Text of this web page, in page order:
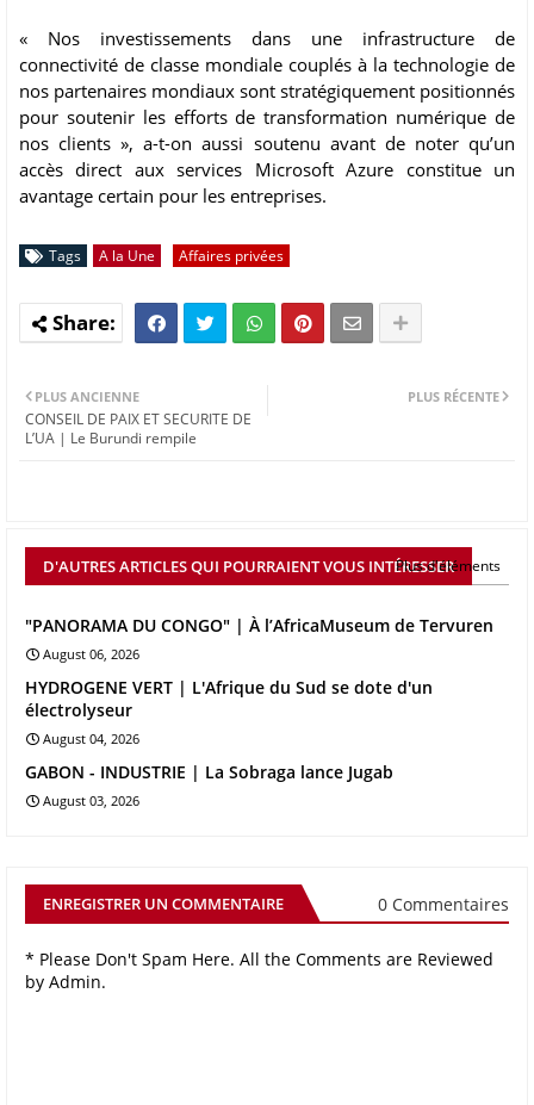
« Nos investissements dans une infrastructure de
connectivité de classe mondiale couplés à la technologie de
nos partenaires mondiaux sont stratégiquement positionnés
pour soutenir les efforts de transformation numérique de
nos clients », a-t-on aussi soutenu avant de noter qu’un
accès direct aux services Microsoft Azure constitue un
avantage certain pour les entreprises.
Tags A la Une Affaires privées
PLUS RÉCENTE
PLUS ANCIENNE
CONSEIL DE PAIX ET SECURITE DE
L’UA | Le Burundi rempile
D'AUTRES ARTICLES QUI POURRAIENT VOUS INTÉRESSER
Plus d'éléments
"PANORAMA DU CONGO" | À l’AfricaMuseum de Tervuren
August 06, 2026
HYDROGENE VERT | L'Afrique du Sud se dote d'un
électrolyseur
August 04, 2026
GABON - INDUSTRIE | La Sobraga lance Jugab
August 03, 2026
ENREGISTRER UN COMMENTAIRE 0 Commentaires
* Please Don't Spam Here. All the Comments are Reviewed
by Admin.